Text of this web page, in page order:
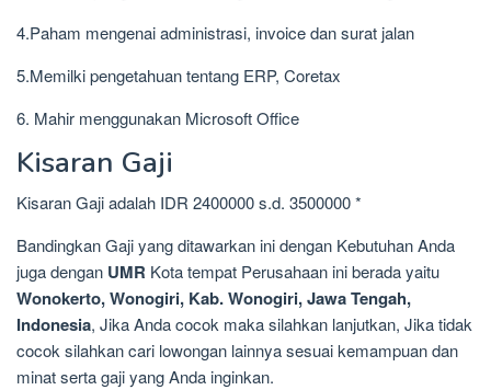
4.Paham mengenai administrasi, invoice dan surat jalan
5.Memilki pengetahuan tentang ERP, Coretax
6. Mahir menggunakan Microsoft Office
Kisaran Gaji
Kisaran Gaji adalah IDR 2400000 s.d. 3500000 *
Bandingkan Gaji yang ditawarkan ini dengan Kebutuhan Anda
juga dengan UMR Kota tempat Perusahaan ini berada yaitu
Wonokerto, Wonogiri, Kab. Wonogiri, Jawa Tengah,
Indonesia, Jika Anda cocok maka silahkan lanjutkan, Jika tidak
cocok silahkan cari lowongan lainnya sesuai kemampuan dan
minat serta gaji yang Anda inginkan.